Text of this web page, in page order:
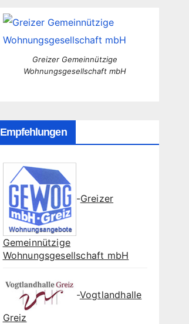
Greizer Gemeinnützige
Wohnungsgesellschaft mbH
Empfehlungen
-Greizer
Gemeinnützige
Wohnungsgesellschaft mbH
-Vogtlandhalle
Greiz